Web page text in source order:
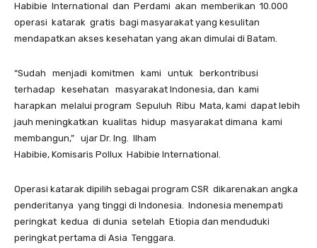
Habibie International dan Perdami akan memberikan 10.000
operasi katarak gratis bagi masyarakat yang kesulitan
mendapatkan akses kesehatan yang akan dimulai di Batam.
“Sudah menjadi komitmen kami untuk berkontribusi
terhadap kesehatan masyarakat Indonesia, dan kami
harapkan melalui program Sepuluh Ribu Mata, kami dapat lebih
jauh meningkatkan kualitas hidup masyarakat dimana kami
membangun,” ujar Dr. Ing. Ilham
Habibie, Komisaris Pollux Habibie International.
Operasi katarak dipilih sebagai program CSR dikarenakan angka
penderitanya yang tinggi di Indonesia. Indonesia menempati
peringkat kedua di dunia setelah Etiopia dan menduduki
peringkat pertama di Asia Tenggara.